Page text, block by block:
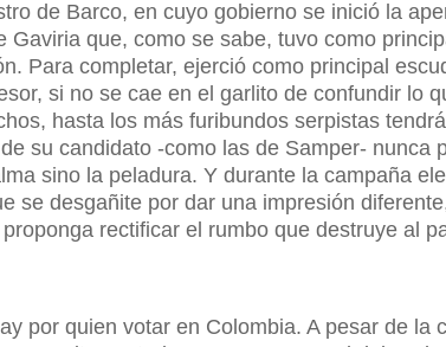
de Barco, en cuyo gobierno se inició la
Gaviria que, como se sabe, tuvo como
Para completar, ejerció como principal
si no se cae en el garlito de confundir lo
hasta los más furibundos serpistas
de su candidato -como las de Samper-
sino la peladura. Y durante la campaña
se desgañite por dar una impresión
rectificar el rumbo que destruye al
por quien votar en Colombia. A pesar de la